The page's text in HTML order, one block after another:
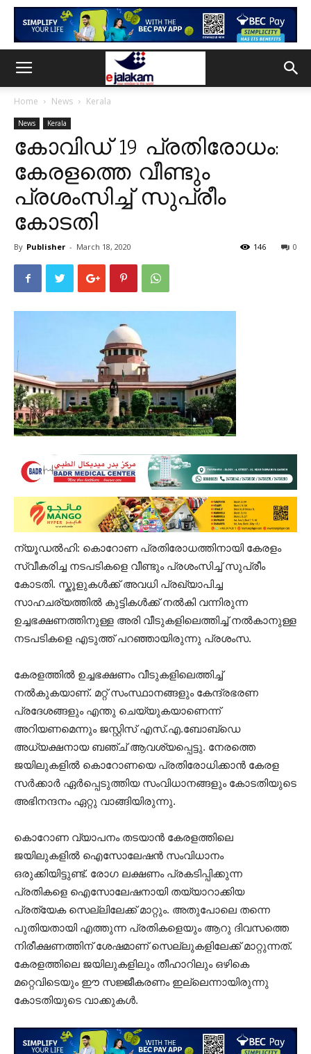
Home News Kerala
News Kerala
കോവിഡ് 19 പ്രതിരോധം:
കേരളത്തെ വീണ്ടും
പ്രശംസിച്ച് സുപ്രീം
കോടതി
By Publisher - March 18, 2020 0
146
ന്യൂഡൽഹി: കൊറോണ പ്രതിരോധത്തിനായി കേരളം
സ്വീകരിച്ച നടപടികളെ വീണ്ടും പ്രശംസിച്ച് സുപ്രീം
കോടതി. സ്കൂളുകൾക്ക് അവധി പ്രഖ്യാപിച്ച
സാഹചര്യത്തില്‍ കുട്ടികൾക്ക് നൽകി വന്നിരുന്ന
ഉച്ചഭക്ഷണത്തിനുള്ള അരി വീടുകളിലെത്തിച്ച് നൽകാനുള്ള
നടപടികളെ എടുത്ത് പറഞ്ഞായിരുന്നു പ്രശംസ.
കേരളത്തിൽ ഉച്ചഭക്ഷണം വീടുകളിലെത്തിച്ച്
നൽകുകയാണ്. മറ്റ് സംസ്ഥാനങ്ങളും കേന്ദ്രഭരണ
പ്രദേശങ്ങളും എന്തു ചെയ്യുകയാണെന്ന്
അറിയണമെന്നും ജസ്റ്റിസ് എസ്.എ.ബോബ്ഡെ
അധ്യക്ഷനായ ബഞ്ച് ആവശ്യപ്പെട്ടു. നേരത്തെ
ജയിലുകളിൽ കൊറോണയെ പ്രതിരോധിക്കാൻ കേരള
സര്‍ക്കാർ ഏർപ്പെടുത്തിയ സംവിധാനങ്ങളും കോടതിയുടെ
അഭിനന്ദനം ഏറ്റു വാങ്ങിയിരുന്നു.
കൊറോണ വ്യാപനം തടയാൻ കേരളത്തിലെ
ജയിലുകളിൽ ഐസോലേഷൻ സംവിധാനം
ഒരുക്കിയിട്ടുണ്ട്. രോഗ ലക്ഷണം പ്രകടിപ്പിക്കുന്ന
പ്രതികളെ ഐസോലേഷനായി തയ്യാറാക്കിയ
പ്രത്യേക സെല്ലിലേക്ക് മാറ്റും. അതുപോലെ തന്നെ
പുതിയതായി എത്തുന്ന പ്രതികളെയും ആറു ദിവസത്തെ
നിരീക്ഷണത്തിന് ശേഷമാണ് സെല്ലുകളിലേക്ക് മാറ്റുന്നത്.
കേരളത്തിലെ ജയിലുകളിലും തീഹാറിലും ഒഴികെ
മറ്റെവിടെയും ഈ സജ്ജീകരണം ഇല്ലെന്നായിരുന്നു
കോടതിയുടെ വാക്കുകൾ.